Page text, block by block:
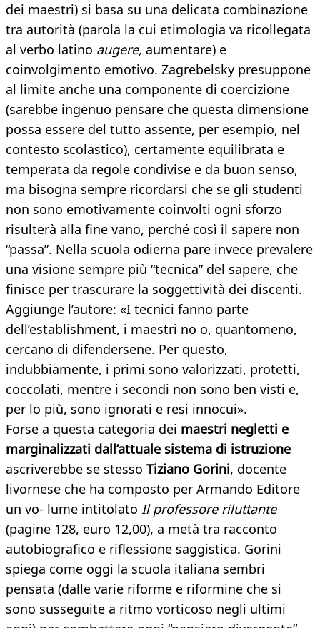
dei maestri) si basa su una delicata combinazione
tra autorità (parola la cui etimologia va ricollegata
al verbo latino augere, aumentare) e
coinvolgimento emotivo. Zagrebelsky presuppone
al limite anche una componente di coercizione
(sarebbe ingenuo pensare che questa dimensione
possa essere del tutto assente, per esempio, nel
contesto scolastico), certamente equilibrata e
temperata da regole condivise e da buon senso,
ma bisogna sempre ricordarsi che se gli studenti
non sono emotivamente coinvolti ogni sforzo
risulterà alla fine vano, perché così il sapere non
“passa”. Nella scuola odierna pare invece prevalere
una visione sempre più “tecnica” del sapere, che
finisce per trascurare la soggettività dei discenti.
Aggiunge l’autore: «I tecnici fanno parte
dell’establishment, i maestri no o, quantomeno,
cercano di difendersene. Per questo,
indubbiamente, i primi sono valorizzati, protetti,
coccolati, mentre i secondi non sono ben visti e,
per lo più, sono ignorati e resi innocui».
Forse a questa categoria dei maestri negletti e
marginalizzati dall’attuale sistema di istruzione
ascriverebbe se stesso Tiziano Gorini, docente
livornese che ha composto per Armando Editore
un vo- lume intitolato Il professore riluttante
(pagine 128, euro 12,00), a metà tra racconto
autobiografico e riflessione saggistica. Gorini
spiega come oggi la scuola italiana sembri
pensata (dalle varie riforme e riformine che si
sono susseguite a ritmo vorticoso negli ultimi